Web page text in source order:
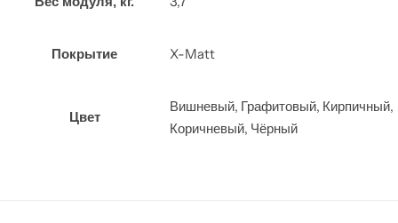
Покрытие X-Matt
Цвет
Вишневый, Графитовый, Кирпичный,
Коричневый, Чёрный